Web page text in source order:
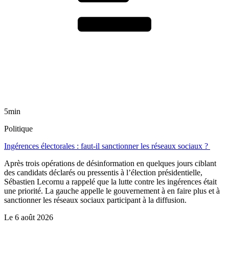
5min
Politique
Ingérences électorales : faut-il sanctionner les réseaux sociaux ?
Après trois opérations de désinformation en quelques jours ciblant
des candidats déclarés ou pressentis à l’élection présidentielle,
Sébastien Lecornu a rappelé que la lutte contre les ingérences était
une priorité. La gauche appelle le gouvernement à en faire plus et à
sanctionner les réseaux sociaux participant à la diffusion.
Le 6 août 2026